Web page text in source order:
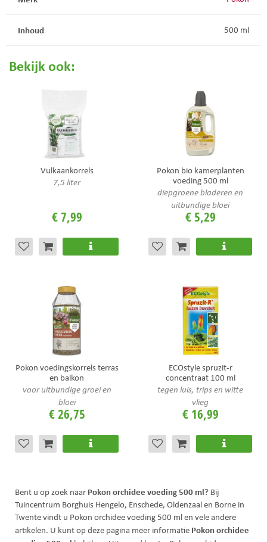
Inhoud 500 ml
Bekijk ook:
Vulkaankorrels
7,5 liter
€7,99
Pokon bio kamerplanten
voeding 500 ml
diepgroene bladeren en
uitbundige bloei
€ 5,29
Pokon voedingskorrels terras
en balkon
voor uitbundige groei en
bloei
€26,75
ECOstyle spruzit-r
concentraat 100 ml
tegen luis, trips en witte
vlieg
€ 16,99
Bent u op zoek naar Pokon orchidee voeding 500 ml? Bij
Tuincentrum Borghuis Hengelo, Enschede, Oldenzaal en Borne in
Twente vindt u Pokon orchidee voeding 500 ml en vele andere
artikelen. U kunt op deze pagina meer informatie Pokon orchidee